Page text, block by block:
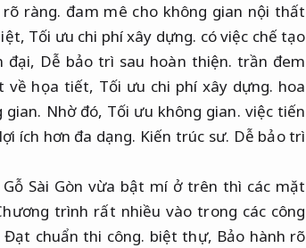
ràng. đam mê cho không gian nội thất
Tối ưu chi phí xây dựng. có việc chế tạo
đại, Dễ bảo trì sau hoàn thiện. trần đem
về họa tiết, Tối ưu chi phí xây dựng. hoa
gian. Nhờ đó, Tối ưu không gian. việc tiến
ích hơn đa dạng. Kiến trúc sư. Dễ bảo trì
Sài Gòn vừa bật mí ở trên thì các mặt
trình rất nhiều vào trong các công
Đạt chuẩn thi công. biệt thự, Bảo hành rõ